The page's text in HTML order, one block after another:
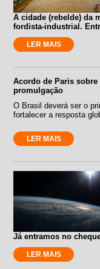
A cidade (rebelde) da
fordista-industrial.
LER MAIS
Acordo de Paris
promulgação
O Brasil deverá ser o
fortalecer a resposta
LER MAIS
Já entramos no
LER MAIS